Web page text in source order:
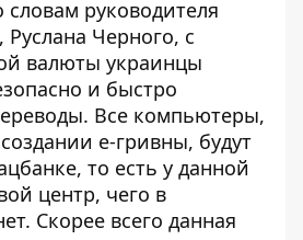
руководителя
Руслана Черного, с
валюты украинцы
и быстро
Все компьютеры,
е-гривны, будут
то есть у данной
центр, чего в
Скорее всего данная